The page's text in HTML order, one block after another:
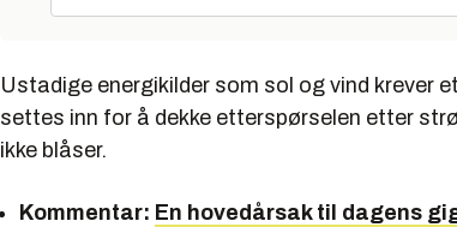
Ustadige energikilder som sol og vind krever
settes inn for å dekke etterspørselen etter
ikke blåser.
Kommentar: En hovedårsak til dagens